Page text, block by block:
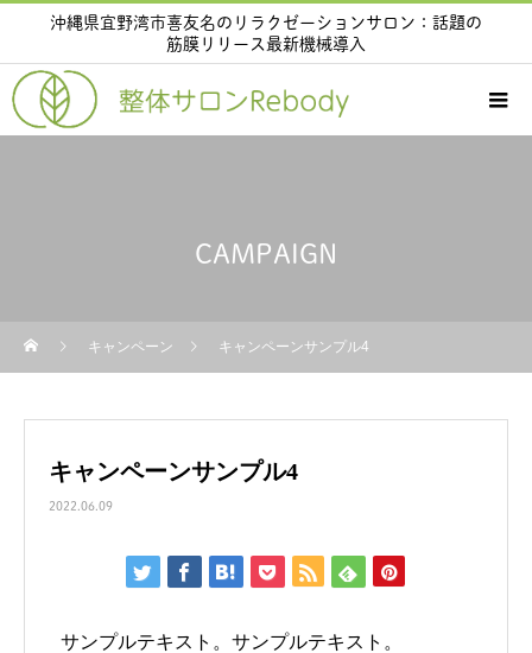
沖縄県宜野湾市喜友名のリラクゼーションサロン：話題の
筋膜リリース最新機械導入
CAMPAIGN
キャンペーン キャンペーンサンプル4
キャンペーンサンプル4
2022.06.09
サンプルテキスト。サンプルテキスト。